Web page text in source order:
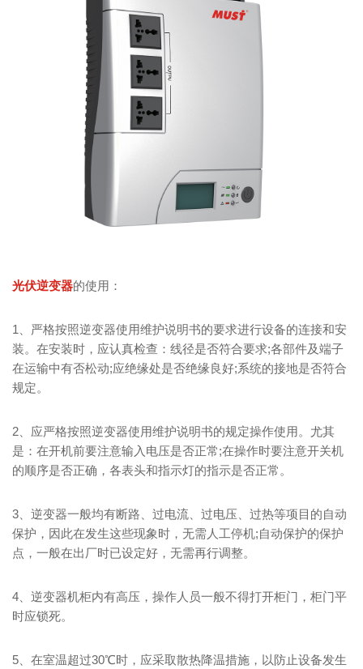
光伏逆变器的使用：
1、严格按照逆变器使用维护说明书的要求进行设备的连接和安
装。在安装时，应认真检查：线径是否符合要求;各部件及端子
在运输中有否松动;应绝缘处是否绝缘良好;系统的接地是否符合
规定。
2、应严格按照逆变器使用维护说明书的规定操作使用。尤其
是：在开机前要注意输入电压是否正常;在操作时要注意开关机
的顺序是否正确，各表头和指示灯的指示是否正常。
3、逆变器一般均有断路、过电流、过电压、过热等项目的自动
保护，因此在发生这些现象时，无需人工停机;自动保护的保护
点，一般在出厂时已设定好，无需再行调整。
4、逆变器机柜内有高压，操作人员一般不得打开柜门，柜门平
时应锁死。
5、在室温超过30℃时，应采取散热降温措施，以防止设备发生